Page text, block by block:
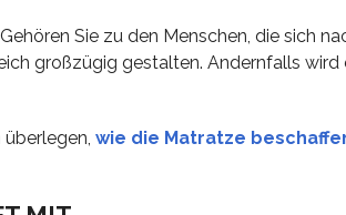
Sie zu den Menschen, die sich
großzügig gestalten. Andernfalls wird
wie die Matratze